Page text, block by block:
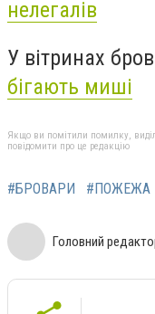
нелегалів
У вітринах
бігають миші
Якщо ви помітили помилку,
повідомити про це редакцію
#БРОВАРИ #ПОЖЕЖА
Головний